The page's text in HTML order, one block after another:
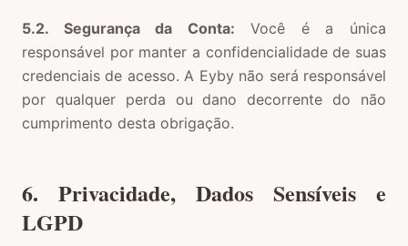
5.2. Segurança da Conta: Você é a única
responsável por manter a confidencialidade de suas
credenciais de acesso. A Eyby não será responsável
por qualquer perda ou dano decorrente do não
cumprimento desta obrigação.
6. Privacidade, Dados Sensíveis e
LGPD